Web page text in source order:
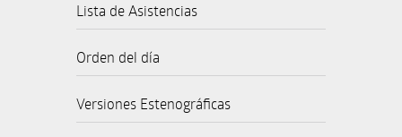
Lista de Asistencias
Orden del día
Versiones Estenográficas